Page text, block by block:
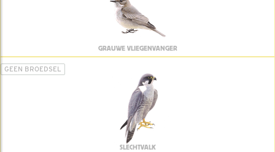
GRAUWE VLIEGENVANGER
GEEN BROEDSEL
SLECHTVALK